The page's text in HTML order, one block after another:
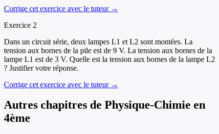
Corrige cet exercice avec le tuteur →
Exercice 2
Dans un circuit série, deux lampes L1 et L2 sont montées. La
tension aux bornes de la pile est de 9 V. La tension aux bornes de la
lampe L1 est de 3 V. Quelle est la tension aux bornes de la lampe L2
? Justifier votre réponse.
Corrige cet exercice avec le tuteur →
Autres chapitres de Physique-Chimie en
4ème